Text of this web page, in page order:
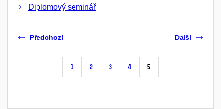
Diplomový seminář
Předchozí
1 2 3 4 5
Další